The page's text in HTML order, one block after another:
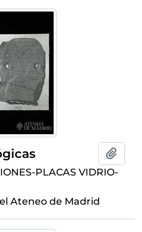
PLACAS VIDRIO-
Ateneo de Madrid